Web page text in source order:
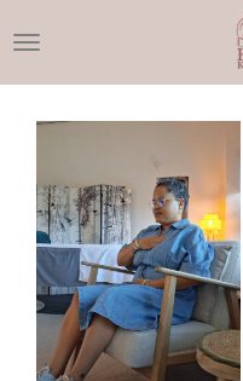
direct
naar